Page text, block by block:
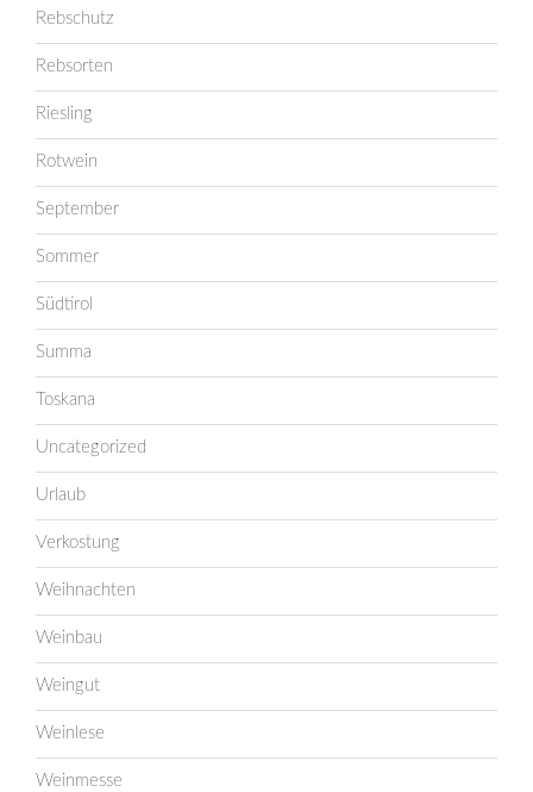
Rebschutz
Rebsorten
Riesling
Rotwein
September
Sommer
Südtirol
Summa
Toskana
Uncategorized
Urlaub
Verkostung
Weihnachten
Weinbau
Weingut
Weinlese
Weinmesse